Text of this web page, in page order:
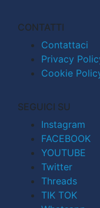
CONTATTI
Contattaci
Privacy
Cookie
SEGUICI SU
Instagram
FACEBOOK
YOUTUBE
Twitter
Threads
TIK TOK